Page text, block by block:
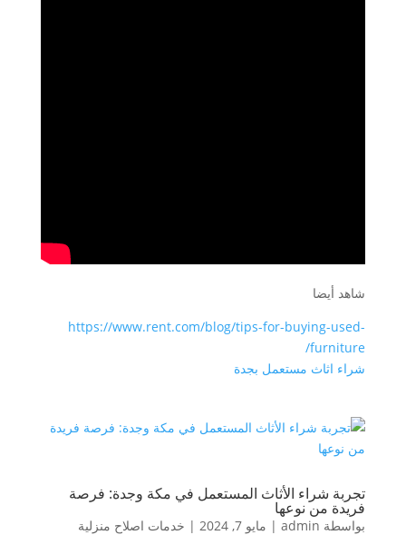
شاهد أيضا
https://www.rent.com/blog/tips-for-buying-used-
furniture/
شراء اثاث مستعمل بجدة
تجربة شراء الأثاث المستعمل في مكة وجدة: فرصة
فريدة من نوعها
بواسطة admin
| مايو 7, 2024 | خدمات اصلاح منزلية